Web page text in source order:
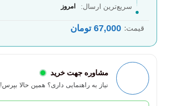
سریع‌ترین ارسال: امروز
قیمت: 67,000 تومان
مشاوره جهت خرید
نیاز به راهنمایی داری؟ همین حالا بپرس!